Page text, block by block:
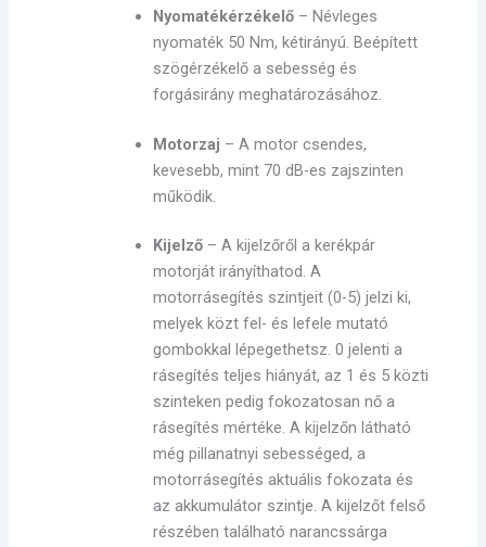
Nyomatékérzékelő – Névleges
nyomaték 50 Nm, kétirányú. Beépített
szögérzékelő a sebesség és
forgásirány meghatározásához.
Motorzaj – A motor csendes,
kevesebb, mint 70 dB-es zajszinten
működik.
Kijelző – A kijelzőről a kerékpár
motorját irányíthatod. A
motorrásegítés szintjeit (0-5) jelzi ki,
melyek közt fel- és lefele mutató
gombokkal lépegethetsz. 0 jelenti a
rásegítés teljes hiányát, az 1 és 5 közti
szinteken pedig fokozatosan nő a
rásegítés mértéke. A kijelzőn látható
még pillanatnyi sebességed, a
motorrásegítés aktuális fokozata és
az akkumulátor szintje. A kijelzőt felső
részében található narancssárga